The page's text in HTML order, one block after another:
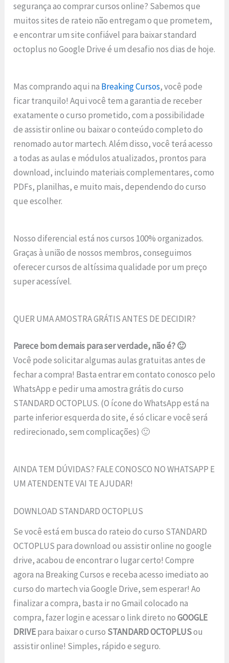
segurança ao comprar cursos online? Sabemos que
muitos sites de rateio não entregam o que prometem,
e encontrar um site confiável para baixar standard
octoplus no Google Drive é um desafio nos dias de hoje.
Mas comprando aqui na Breaking Cursos, você pode
ficar tranquilo! Aqui você tem a garantia de receber
exatamente o curso prometido, com a possibilidade
de assistir online ou baixar o conteúdo completo do
renomado autor martech. Além disso, você terá acesso
a todas as aulas e módulos atualizados, prontos para
download, incluindo materiais complementares, como
PDFs, planilhas, e muito mais, dependendo do curso
que escolher.
Nosso diferencial está nos cursos 100% organizados.
Graças à união de nossos membros, conseguimos
oferecer cursos de altíssima qualidade por um preço
super acessível.
QUER UMA AMOSTRA GRÁTIS ANTES DE DECIDIR?
Parece bom demais para ser verdade, não é? 🙂
Você pode solicitar algumas aulas gratuitas antes de
fechar a compra! Basta entrar em contato conosco pelo
WhatsApp e pedir uma amostra grátis do curso
STANDARD OCTOPLUS. (O ícone do WhatsApp está na
parte inferior esquerda do site, é só clicar e você será
redirecionado, sem complicações) 🙂
AINDA TEM DÚVIDAS? FALE CONOSCO NO WHATSAPP E
UM ATENDENTE VAI TE AJUDAR!
DOWNLOAD STANDARD OCTOPLUS
Se você está em busca do rateio do curso STANDARD
OCTOPLUS para download ou assistir online no google
drive, acabou de encontrar o lugar certo! Compre
agora na Breaking Cursos e receba acesso imediato ao
curso do martech via Google Drive, sem esperar! Ao
finalizar a compra, basta ir no Gmail colocado na
compra, fazer login e acessar o link direto noGOOGLE
DRIVEpara baixar o curso STANDARD OCTOPLUSou
assistir online! Simples, rápido e seguro.